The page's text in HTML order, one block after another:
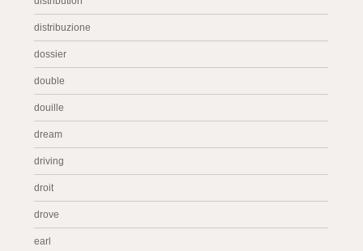
distribuzione
dossier
double
douille
dream
driving
droit
drove
earl